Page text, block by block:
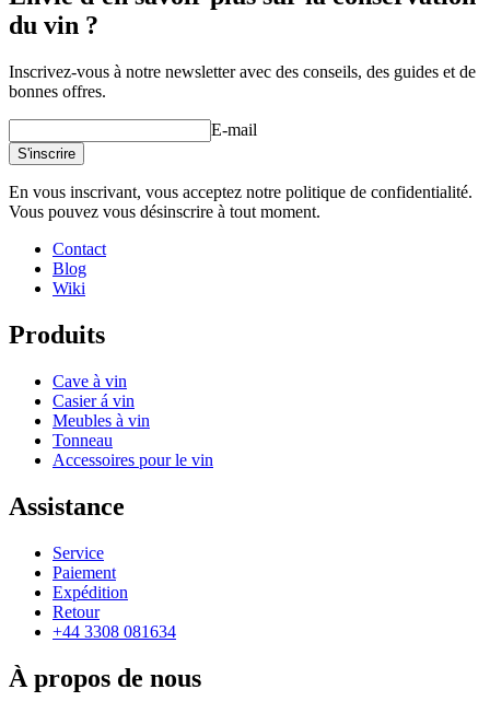
du vin ?
Inscrivez-vous à notre newsletter avec des conseils, des guides et de
bonnes offres.
E-mail
S'inscrire
En vous inscrivant, vous acceptez notre politique de confidentialité.
Vous pouvez vous désinscrire à tout moment.
Contact
Blog
Wiki
Produits
Cave à vin
Casier á vin
Meubles à vin
Tonneau
Accessoires pour le vin
Assistance
Service
Paiement
Expédition
Retour
+44 3308 081634
À propos de nous